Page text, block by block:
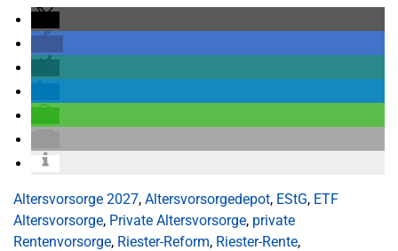
Altersvorsorge 2027, Altersvorsorgedepot, EStG, ETF
Altersvorsorge, Private Altersvorsorge, private
Rentenvorsorge, Riester-Reform, Riester-Rente,